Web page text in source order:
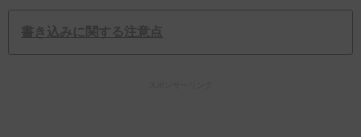
書き込みに関する注意点